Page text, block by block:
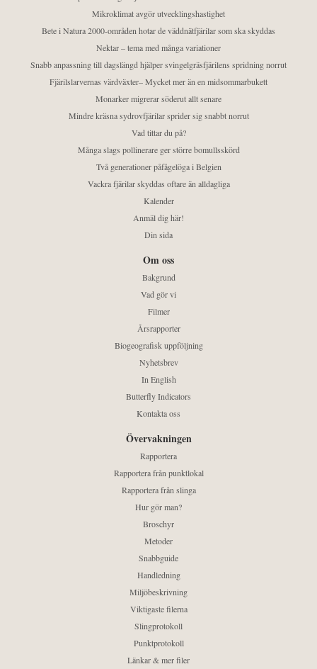
Mikroklimat avgör utvecklingshastighet
Bete i Natura 2000-områden hotar de väddnätfjärilar som ska skyddas
Nektar – tema med många variationer
Snabb anpassning till dagslängd hjälper svingelgräsfjärilens spridning norrut
Fjärilslarvernas värdväxter– Mycket mer än en midsommarbukett
Monarker migrerar söderut allt senare
Mindre kräsna sydrovfjärilar sprider sig snabbt norrut
Vad tittar du på?
Många slags pollinerare ger större bomullsskörd
Två generationer påfågelöga i Belgien
Vackra fjärilar skyddas oftare än alldagliga
Kalender
Anmäl dig här!
Din sida
Om oss
Bakgrund
Vad gör vi
Filmer
Årsrapporter
Biogeografisk uppföljning
Nyhetsbrev
In English
Butterfly Indicators
Kontakta oss
Övervakningen
Rapportera
Rapportera från punktlokal
Rapportera från slinga
Hur gör man?
Broschyr
Metoder
Snabbguide
Handledning
Miljöbeskrivning
Viktigaste filerna
Slingprotokoll
Punktprotokoll
Länkar & mer filer